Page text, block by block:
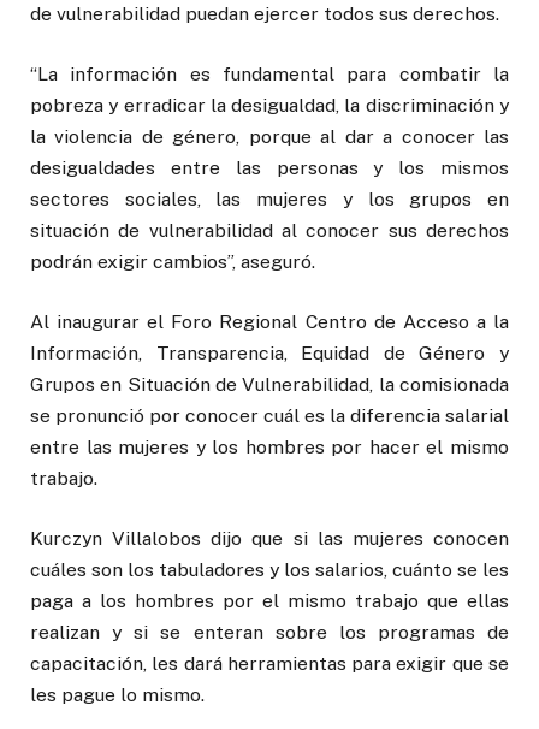
de vulnerabilidad puedan ejercer todos sus derechos.
“La información es fundamental para combatir la
pobreza y erradicar la desigualdad, la discriminación y
la violencia de género, porque al dar a conocer las
desigualdades entre las personas y los mismos
sectores sociales, las mujeres y los grupos en
situación de vulnerabilidad al conocer sus derechos
podrán exigir cambios”, aseguró.
Al inaugurar el Foro Regional Centro de Acceso a la
Información, Transparencia, Equidad de Género y
Grupos en Situación de Vulnerabilidad, la comisionada
se pronunció por conocer cuál es la diferencia salarial
entre las mujeres y los hombres por hacer el mismo
trabajo.
Kurczyn Villalobos dijo que si las mujeres conocen
cuáles son los tabuladores y los salarios, cuánto se les
paga a los hombres por el mismo trabajo que ellas
realizan y si se enteran sobre los programas de
capacitación, les dará herramientas para exigir que se
les pague lo mismo.